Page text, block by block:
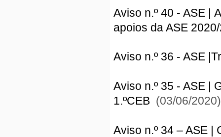
Aviso n.º 40 - ASE |
apoios da ASE
Aviso n.º 36 - ASE
Aviso n.º 35 - ASE |
1.ºCEB (03/06/2020)
Aviso n.º 34 – ASE |